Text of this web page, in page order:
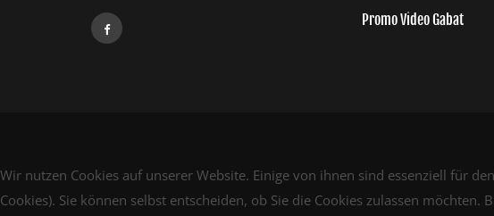
Promo Video Gabat
Wir nutzen Cookies auf unserer Website. Einige von ihnen sind essenziell für
Cookies). Sie können selbst entscheiden, ob Sie die Cookies zulassen